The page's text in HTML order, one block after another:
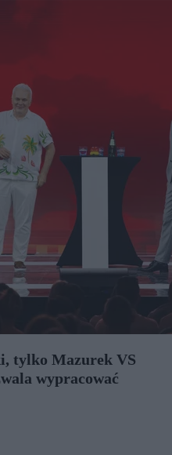
tylko Mazurek VS
wypracować